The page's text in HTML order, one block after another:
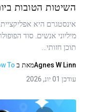
השיטות הטובות
אינסטגרם היא
מיליוני אנשים. סוד
תוכן חזותי…
Agnes W Linnמאת ב To
עודכן 01 יונ, 2026